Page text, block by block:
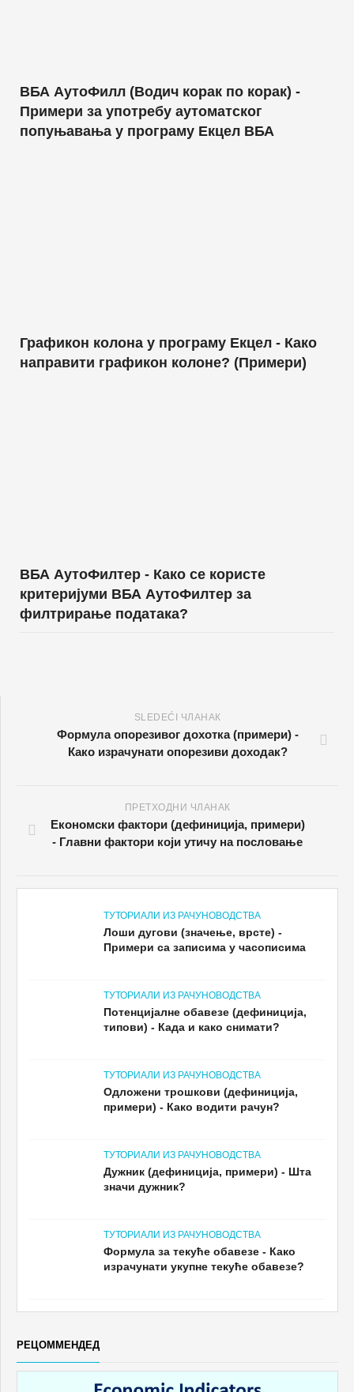
ВБА АутоФилл (Водич корак по корак) -
Примери за употребу аутоматског
попуњавања у програму Екцел ВБА
Графикон колона у програму Екцел - Како
направити графикон колоне? (Примери)
ВБА АутоФилтер - Како се користе
критеријуми ВБА АутоФилтер за
филтрирање података?
SLEDEĆI ЧЛАНАК
Формула опорезивог дохотка (примери) -
Како израчунати опорезиви доходак?
ПРЕТХОДНИ ЧЛАНАК
Економски фактори (дефиниција, примери)
- Главни фактори који утичу на пословање
ТУТОРИАЛИ ИЗ РАЧУНОВОДСТВА
Лоши дугови (значење, врсте) -
Примери са записима у часописима
ТУТОРИАЛИ ИЗ РАЧУНОВОДСТВА
Потенцијалне обавезе (дефиниција,
типови) - Када и како снимати?
ТУТОРИАЛИ ИЗ РАЧУНОВОДСТВА
Одложени трошкови (дефиниција,
примери) - Како водити рачун?
ТУТОРИАЛИ ИЗ РАЧУНОВОДСТВА
Дужник (дефиниција, примери) - Шта
значи дужник?
ТУТОРИАЛИ ИЗ РАЧУНОВОДСТВА
Формула за текуће обавезе - Како
израчунати укупне текуће обавезе?
РЕЦОММЕНДЕД